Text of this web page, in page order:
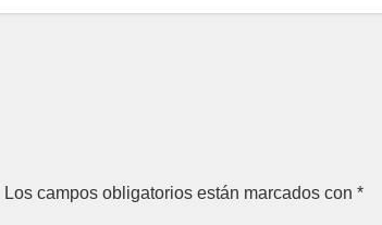
Los campos obligatorios están marcados con *